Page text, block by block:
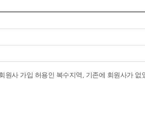
사 가입 허용인 복수지역, 기존에 회원사가 없